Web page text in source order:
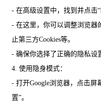
- 在高级设置中，找到并点击“
- 在这里，你可以调整浏览器
止第三方Cookies等。
- 确保你选择了正确的隐私设
4. 使用隐身模式：
- 打开Google浏览器，点击屏
置”。